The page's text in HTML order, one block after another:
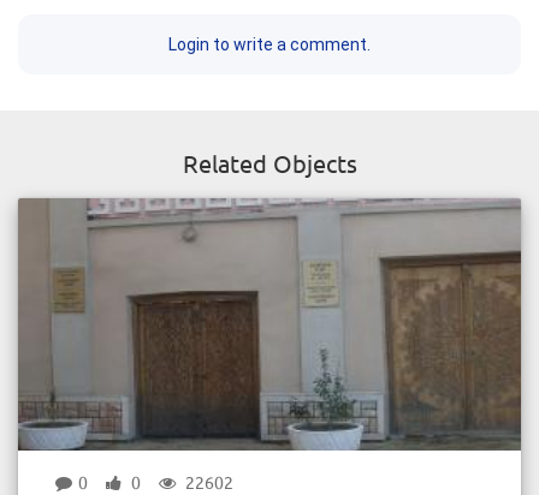
Login to write a comment.
Related Objects
0 0 22602